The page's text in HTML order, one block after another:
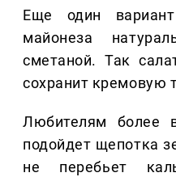
Еще один
майонеза
сметаной. Так
сохранит кремовую
Любителям более
подойдет щепотка
не перебьет